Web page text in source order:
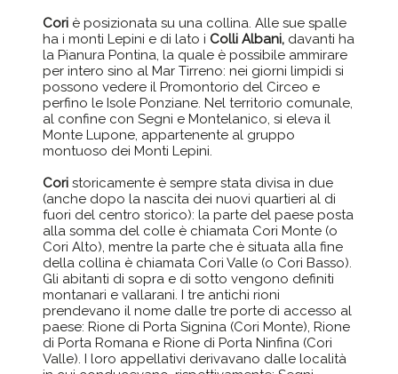
Cori è posizionata su una collina. Alle sue spalle
ha i monti Lepini e di lato i Colli Albani, davanti ha
la Pianura Pontina, la quale è possibile ammirare
per intero sino al Mar Tirreno: nei giorni limpidi si
possono vedere il Promontorio del Circeo e
perfino le Isole Ponziane. Nel territorio comunale,
al confine con Segni e Montelanico, si eleva il
Monte Lupone, appartenente al gruppo
montuoso dei Monti Lepini.
Cori storicamente è sempre stata divisa in due
(anche dopo la nascita dei nuovi quartieri al di
fuori del centro storico): la parte del paese posta
alla somma del colle è chiamata Cori Monte (o
Cori Alto), mentre la parte che è situata alla fine
della collina è chiamata Cori Valle (o Cori Basso).
Gli abitanti di sopra e di sotto vengono definiti
montanari e vallarani. I tre antichi rioni
prendevano il nome dalle tre porte di accesso al
paese: Rione di Porta Signina (Cori Monte), Rione
di Porta Romana e Rione di Porta Ninfina (Cori
Valle). I loro appellativi derivavano dalle località